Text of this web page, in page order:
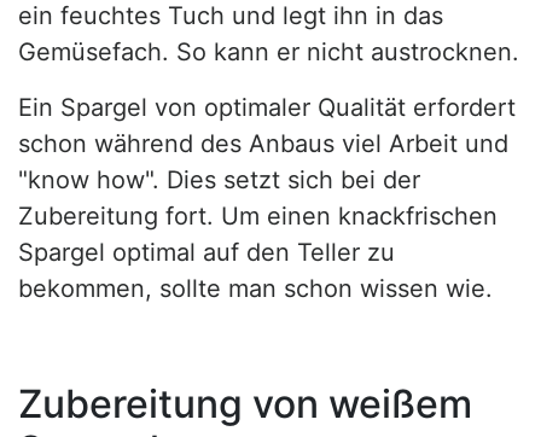
ein feuchtes Tuch und legt ihn in das
Gemüsefach. So kann er nicht austrocknen.
Ein Spargel von optimaler Qualität erfordert
schon während des Anbaus viel Arbeit und
"know how". Dies setzt sich bei der
Zubereitung fort. Um einen knackfrischen
Spargel optimal auf den Teller zu
bekommen, sollte man schon wissen wie.
Zubereitung von weißem